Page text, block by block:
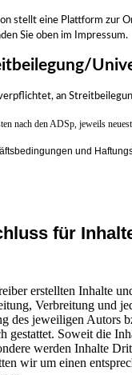
stellt eine Plattform zur
Sie oben im Impressum.
an
nach den ADSp, jeweils
und
für
erstellten Inhalte
Verbreitung und
des jeweiligen Autors
gestattet. Soweit die
werden Inhalte
wir um einen